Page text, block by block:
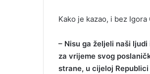
Kako je kazao, i bez
– Nisu ga željeli naši
za vrijeme svog
strane, u cijeloj